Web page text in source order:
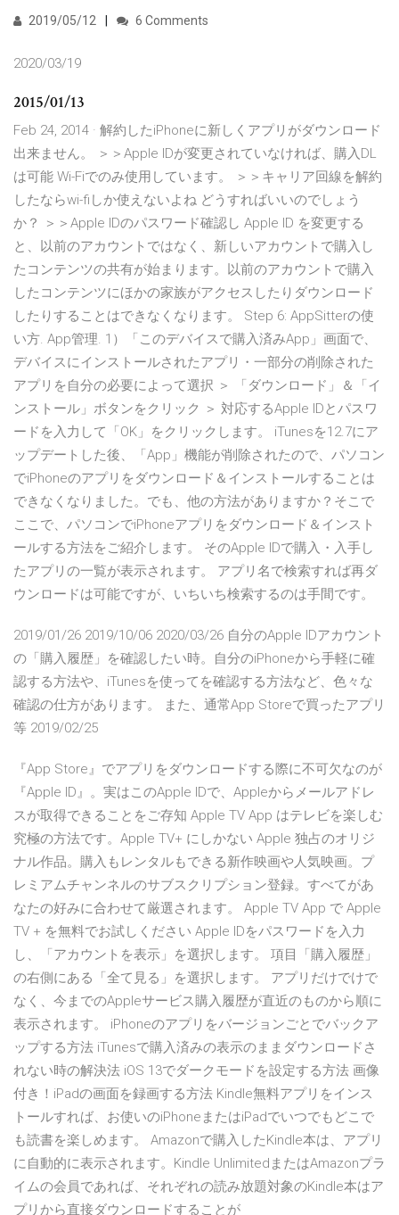
2019/05/12 6 Comments
2020/03/19
2015/01/13
Feb 24, 2014 · 解約したiPhoneに新しくアプリがダウンロード
出来ません。 ＞＞Apple IDが変更されていなければ、購入DL
は可能 Wi-Fiでのみ使用しています。 ＞＞キャリア回線を解約
したならwi-fiしか使えないよね どうすればいいのでしょう
か？ ＞＞Apple IDのパスワード確認し Apple ID を変更する
と、以前のアカウントではなく、新しいアカウントで購入し
たコンテンツの共有が始まります。以前のアカウントで購入
したコンテンツにほかの家族がアクセスしたりダウンロード
したりすることはできなくなります。 Step 6: AppSitterの使
い方. App管理. 1）「このデバイスで購入済みApp」画面で、
デバイスにインストールされたアプリ・一部分の削除された
アプリを自分の必要によって選択 ＞ 「ダウンロード」＆「イ
ンストール」ボタンをクリック ＞ 対応するApple IDとパスワ
ードを入力して「OK」をクリックします。 iTunesを12.7にア
ップデートした後、「App」機能が削除されたので、パソコン
でiPhoneのアプリをダウンロード＆インストールすることは
できなくなりました。でも、他の方法がありますか？そこで
ここで、パソコンでiPhoneアプリをダウンロード＆インスト
ールする方法をご紹介します。 そのApple IDで購入・入手し
たアプリの一覧が表示されます。 アプリ名で検索すれば再ダ
ウンロードは可能ですが、いちいち検索するのは手間です。
2019/01/26 2019/10/06 2020/03/26 自分のApple IDアカウント
の「購入履歴」を確認したい時。自分のiPhoneから手軽に確
認する方法や、iTunesを使ってを確認する方法など、色々な
確認の仕方があります。 また、通常App Storeで買ったアプリ
等 2019/02/25
『App Store』でアプリをダウンロードする際に不可欠なのが
『Apple ID』。実はこのApple IDで、Appleからメールアドレ
スが取得できることをご存知 ‎Apple TV App はテレビを楽しむ
究極の方法です。Apple TV+ にしかない Apple 独占のオリジ
ナル作品。購入もレンタルもできる新作映画や人気映画。プ
レミアムチャンネルのサブスクリプション登録。すべてがあ
なたの好みに合わせて厳選されます。 Apple TV App で Apple
TV + を無料でお試しください Apple IDをパスワードを入力
し、「アカウントを表示」を選択します。 項目「購入履歴」
の右側にある「全て見る」を選択します。 アプリだけでけで
なく、今までのAppleサービス購入履歴が直近のものから順に
表示されます。 iPhoneのアプリをバージョンごとでバックア
ップする方法 iTunesで購入済みの表示のままダウンロードさ
れない時の解決法 iOS 13でダークモードを設定する方法 画像
付き！iPadの画面を録画する方法 ‎Kindle無料アプリをインス
トールすれば、お使いのiPhoneまたはiPadでいつでもどこで
も読書を楽しめます。 Amazonで購入したKindle本は、アプリ
に自動的に表示されます。Kindle UnlimitedまたはAmazonプラ
イムの会員であれば、それぞれの読み放題対象のKindle本はア
プリから直接ダウンロードすることが